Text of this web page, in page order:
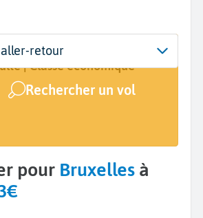
de votre voyage
| Classe
| Classe économique
Rechercher un vol
aller-retour
pour Bruxelles à